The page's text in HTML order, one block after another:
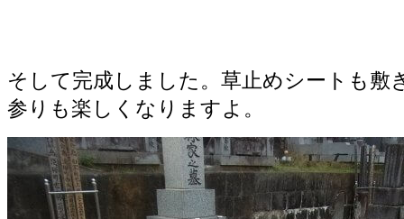
そして完成しました。草止めシートも敷
参りも楽しくなりますよ。